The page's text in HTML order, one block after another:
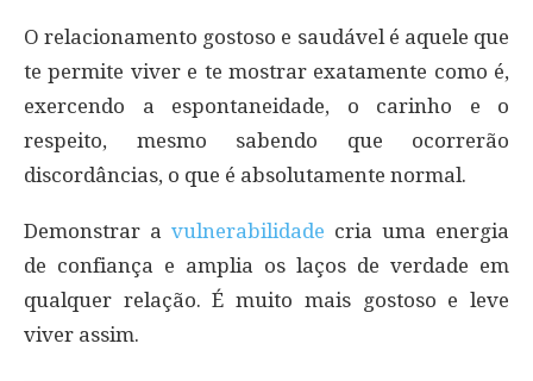
O relacionamento gostoso e saudável é aquele que
te permite viver e te mostrar exatamente como é,
exercendo a espontaneidade, o carinho e o
respeito, mesmo sabendo que ocorrerão
discordâncias, o que é absolutamente normal.
Demonstrar a vulnerabilidade cria uma energia
de confiança e amplia os laços de verdade em
qualquer relação. É muito mais gostoso e leve
viver assim.